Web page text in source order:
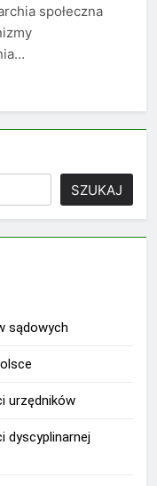
społeczna
SZUKAJ
sądowych
urzędników
dyscyplinarnej